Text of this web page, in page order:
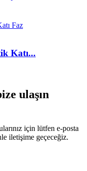
Katı...
ulaşın
için lütfen e-posta
iletişime geçeceğiz.